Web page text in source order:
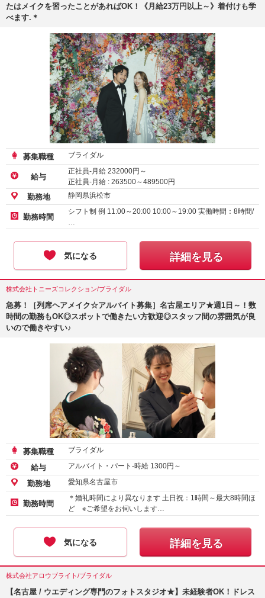
たはメイクを習ったことがあればOK！《月給23万円以上～》着付けも学
べます.＊
募集職種 ブライダル
給与
正社員-月給 232000円～
正社員-月給 : 263500～489500円
勤務地 静岡県浜松市
勤務時間
シフト制 例 11:00～20:00 10:00～19:00 実働時間：8時間/
…
気になる 詳細を見る
株式会社トニーズコレクション/ブライダル
急募！［列席ヘアメイク☆アルバイト募集］名古屋エリア★週1日～！数
時間の勤務もOK◎スポットで働きたい方歓迎◎スタッフ間の雰囲気が良
いので働きやすい♪
募集職種 ブライダル
給与 アルバイト・パート-時給 1300円～
勤務地 愛知県名古屋市
勤務時間
＊婚礼時間により異なります 土日祝：1時間～最大8時間ほ
ど ※ご希望をお伺いします…
気になる 詳細を見る
株式会社アロウブライト/ブライダル
【名古屋 / ウエディング専門のフォトスタジオ★】未経験者OK！ドレス